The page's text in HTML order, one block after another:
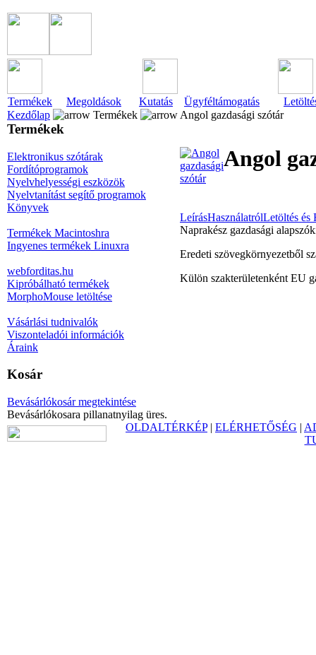
Termékek Megoldások Kutatás Ügyféltámogatás
Kezdőlap
Termékek Angol gazdasági szótár
Termékek
Elektronikus szótárak
Fordítóprogramok
Nyelvhelyességi eszközök
Nyelvtanítást segítő programok
Könyvek
Termékek Macintoshra
Ingyenes termékek Linuxra
webforditas.hu
Kipróbálható termékek
MorphoMouse letöltése
Vásárlási tudnivalók
Viszonteladói információk
Áraink
Kosár
Bevásárlókosár megtekintése
Bevásárlókosara pillanatnyilag üres.
Angol
LeírásHasználatrólLetöltés és
Naprakész gazdasági
Eredeti szövegkörnyezetből
Külön szakterületenként EU
OLDALTÉRKÉP| ELÉRHETŐSÉG |